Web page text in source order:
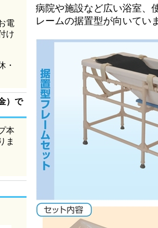
電
け
・
）で
本
ま
病院や施設など広い浴室、
レームの据置型が向いてい